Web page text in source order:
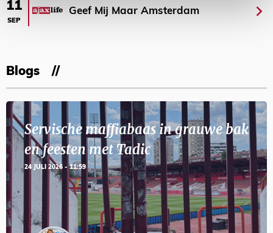
11
SEP
Geef Mij Maar Amsterdam
Blogs
Servische maffiabaas in grauwe bak
en feesten met Tadic
24 JULI 2026 - 11:59